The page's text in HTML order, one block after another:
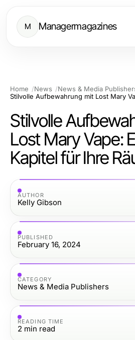
M Managermagazines
Home News
News & Media
Stilvolle
Lost Mary Vape:
Kapitel für Ihre
AUTHOR
Kelly Gibson
PUBLISHED
February 16, 2024
CATEGORY
News & Media Publishers
READING TIME
2 min read